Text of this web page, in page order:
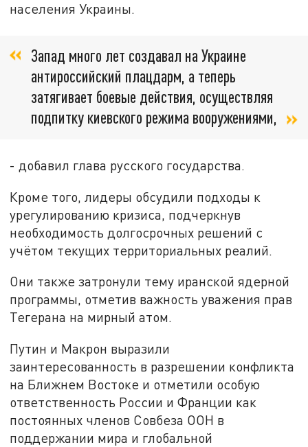
населения Украины.
Запад много лет создавал на Украине
антироссийский плацдарм, а теперь
затягивает боевые действия, осуществляя
подпитку киевского режима вооружениями,
- добавил глава русского государства.
Кроме того, лидеры обсудили подходы к
урегулированию кризиса, подчеркнув
необходимость долгосрочных решений с
учётом текущих территориальных реалий.
Они также затронули тему иранской ядерной
программы, отметив важность уважения прав
Тегерана на мирный атом.
Путин и Макрон выразили
заинтересованность в разрешении конфликта
на Ближнем Востоке и отметили особую
ответственность России и Франции как
постоянных членов Совбеза ООН в
поддержании мира и глобальной